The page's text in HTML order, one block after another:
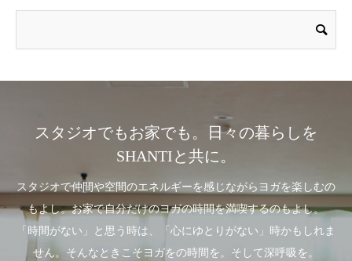
スタジオでもお家でも。日々の暮らしを
SHANTIと共に。
スタジオで仲間や空間のエネルギーを感じながらヨガを楽しむの
もよし。お家で自分だけのヨガの時間を満喫するのもよし。
「時間がない」と思う時は、「心にゆとりがない」時かもしれま
せん。そんなときこそヨガをの時間を。そして深呼吸を。